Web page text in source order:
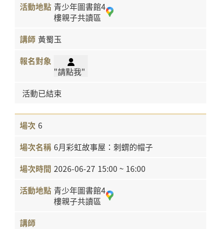
青少年圖書館4
樓親子共讀區
黃蜀玉
"請點我"
活動已結束
6
6月彩虹故事屋：刺蝟的帽子
2026-06-27 15:00 ~ 16:00
青少年圖書館4
樓親子共讀區